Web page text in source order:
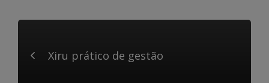
Xiru prático de gestão